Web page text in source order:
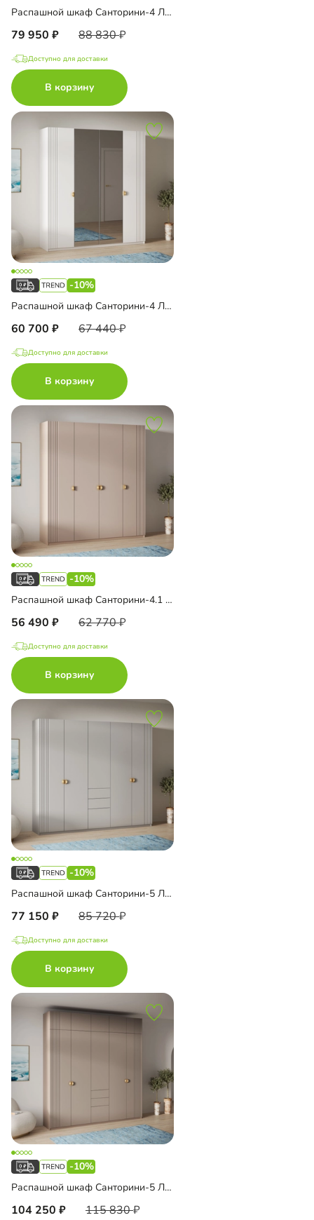
Распашной шкаф Санторини-4 Лайф с антресолью
79 950 88 830
Доступно для доставки
В корзину
-10%
Распашной шкаф Санторини-4 Лайф с зеркалом
60 700 67 440
Доступно для доставки
В корзину
-10%
Распашной шкаф Санторини-4.1 Лайф
56 490 62 770
Доступно для доставки
В корзину
-10%
Распашной шкаф Санторини-5 Лайф
77 150 85 720
Доступно для доставки
В корзину
-10%
Распашной шкаф Санторини-5 Лайф с антресолью
104 250 115 830